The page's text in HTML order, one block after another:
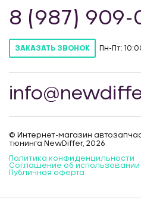
8 (987) 909-
ЗАКАЗАТЬ ЗВОНОК Пн-Пт:
© Интернет-магазин
тюнинга NewDiffer, 2026
Политика конфиденцильности
Соглашение об
Публичная оферта